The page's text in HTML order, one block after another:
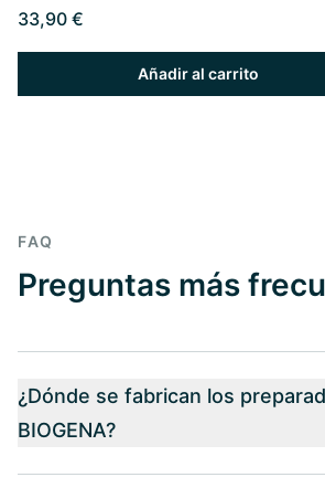
33,90 €
Añadir al carrito
FAQ
Preguntas más
¿Dónde se fabrican los
BIOGENA?